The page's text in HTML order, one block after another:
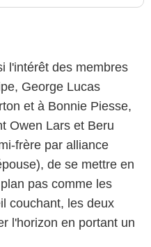
l'intérêt des membres
George Lucas
et à Bonnie Piesse,
Owen Lars et Beru
frère par alliance
de se mettre en
pas comme les
couchant, les deux
l'horizon en portant un